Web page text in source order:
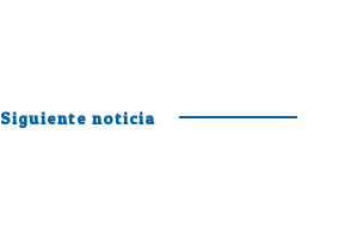
Siguiente noticia